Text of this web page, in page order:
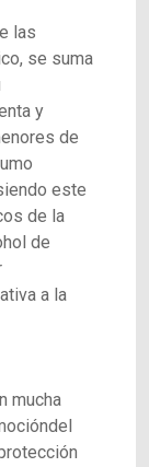
las
se suma
y
de
este
de la
de
a la
mucha